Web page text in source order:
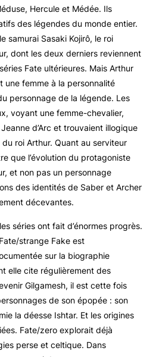
Hercule et Médée. Ils
des légendes du monde entier.
samurai Sasaki Kojirô, le roi
dont les deux derniers reviennent
Fate ultérieures. Mais Arthur
une femme à la personnalité
personnage de la légende. Les
voyant une femme-chevalier,
d’Arc et trouvaient illogique
du roi Arthur. Quant au serviteur
que l’évolution du protagoniste
et non pas un personnage
des identités de Saber et Archer
décevantes.
séries ont fait d’énormes progrès.
Fate/strange Fake est
sur la biographie
elle cite régulièrement des
Gilgamesh, il est cette fois
de son épopée : son
la déesse Ishtar. Et les origines
Fate/zero explorait déjà
perse et celtique. Dans